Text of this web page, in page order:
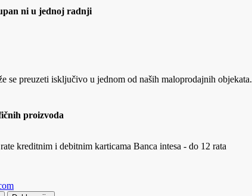
ni u jednoj radnji
se preuzeti isključivo u jednom od naših maloprodajnih objekata.
proizvoda
kreditnim i debitnim karticama Banca intesa - do 12 rata